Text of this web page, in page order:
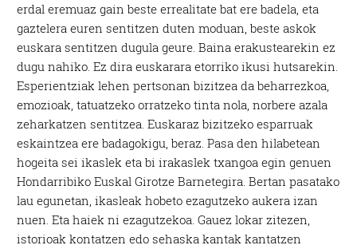
erdal eremuaz gain beste errealitate bat ere badela, eta
gaztelera euren sentitzen duten moduan, beste askok
euskara sentitzen dugula geure. Baina erakustearekin ez
dugu nahiko. Ez dira euskarara etorriko ikusi hutsarekin.
Esperientziak lehen pertsonan bizitzea da beharrezkoa,
emozioak, tatuatzeko orratzeko tinta nola, norbere azala
zeharkatzen sentitzea. Euskaraz bizitzeko esparruak
eskaintzea ere badagokigu, beraz. Pasa den hilabetean
hogeita sei ikaslek eta bi irakaslek txangoa egin genuen
Hondarribiko Euskal Girotze Barnetegira. Bertan pasatako
lau egunetan, ikasleak hobeto ezagutzeko aukera izan
nuen. Eta haiek ni ezagutzekoa. Gauez lokar zitezen,
istorioak kontatzen edo sehaska kantak kantatzen